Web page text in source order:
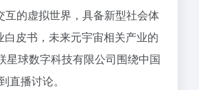
互的虚拟世界，具备新型社会体
皮书，未来元宇宙相关产业的
星球数字科技有限公司围绕中国
播讨论。